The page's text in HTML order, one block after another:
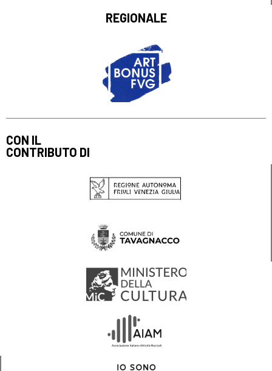
REGIONALE
CON IL
CONTRIBUTO DI